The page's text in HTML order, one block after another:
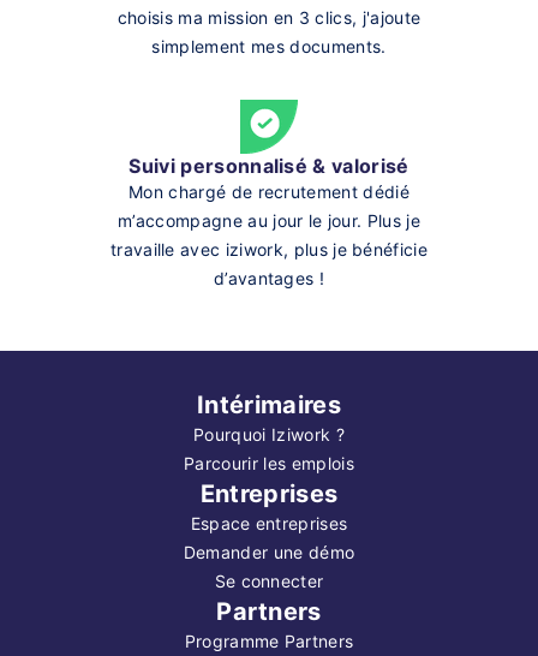
choisis ma mission en 3 clics, j'ajoute
simplement mes documents.
Suivi personnalisé & valorisé
Mon chargé de recrutement dédié
m’accompagne au jour le jour. Plus je
travaille avec iziwork, plus je bénéficie
d’avantages !
Intérimaires
Pourquoi Iziwork ?
Parcourir les emplois
Entreprises
Espace entreprises
Demander une démo
Se connecter
Partners
Programme Partners